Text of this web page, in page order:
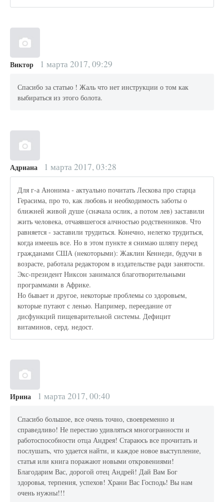
Виктор 1 марта 2017, 09:29
Спасибо за статью ! Жаль что нет инструкции о том как
выбираться из этого болота.
Адриана 1 марта 2017, 03:28
Для г-а Анонима - актуально почитать Лескова про старца
Герасима, про то, как любовь и необходимость заботы о
ближней живой душе (сначала ослик, а потом лев) заставили
жить человека, отчаявшегося алчностью родственников. Что
равняется - заставили трудиться. Конечно, нелегко трудиться,
когда имеешь все. Но в этом пункте я снимаю шляпу перед
гражданами США (некоторыми): Жаклин Кеннеди, будучи в
возрасте, работала редактором в издательстве ради занятости.
Экс-президент Никсон занимался благотворительными
программами в Африке.
Но бывает и другое, некоторые проблемы со здоровьем,
которые путают с ленью. Например, переедание от
дисфункций пищеварительной системы. Дефицит
витаминов, серд. недост.
Ирина 1 марта 2017, 00:40
Спасибо большое, все очень точно, своевременно и
справедливо! Не перестаю удивляться многогранности и
работоспособности отца Андрея! Стараюсь все прочитать и
послушать, что удается найти, и каждое новое выступление,
статья или книга поражают новыми откровениями!
Благодарим Вас, дорогой отец Андрей! Дай Вам Бог
здоровья, терпения, успехов! Храни Вас Господь! Вы нам
очень нужны!!!